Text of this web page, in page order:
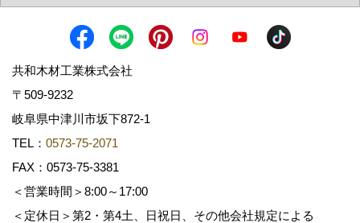
共和木材工業株式会社
〒509-9232
岐阜県中津川市坂下872‐1
TEL： 0573-75-2071
FAX：0573-75-3381
＜営業時間＞8:00～17:00
＜定休日＞第2・第4土、日祝日、その他会社規定による